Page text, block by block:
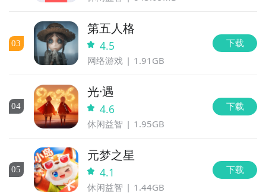
03
第五人格
4.5
网络游戏 1.91GB
下载
04
光·遇
4.6
休闲益智 1.95GB
下载
05
元梦之星
4.1
休闲益智 1.44GB
下载